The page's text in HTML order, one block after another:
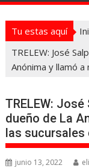
Tu estas aquí
TRELEW: José
Anónima y llamó
TRELEW:
dueño de La
las sucursales
junio 13, 2022